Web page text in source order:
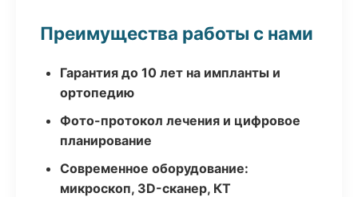
Преимущества работы с нами
Гарантия до 10 лет на импланты и
ортопедию
Фото-протокол лечения и цифровое
планирование
Современное оборудование:
микроскоп, 3D-сканер, КТ